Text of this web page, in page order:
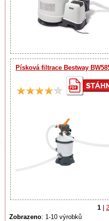
Písková filtrace Bestway
1 | 2
Zobrazeno: 1-10 výrobků